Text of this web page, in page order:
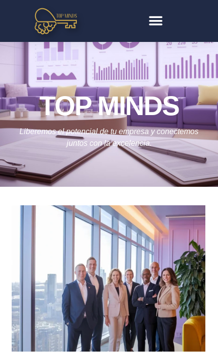
TOP MINDS
Liberemos el potencial de tu empresa y conectemos
juntos con la excelencia.